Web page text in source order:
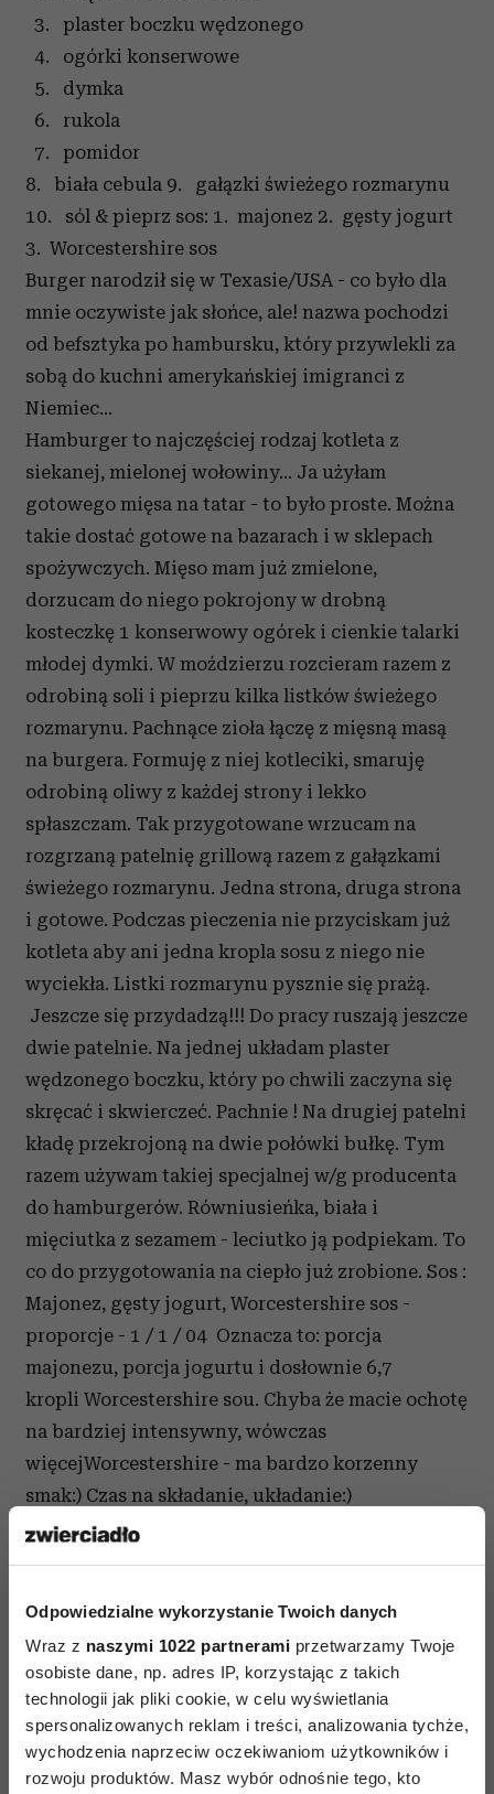
Odpowiedzialne wykorzystanie Twoich danych
Wraz z naszymi 1022 partnerami przetwarzamy Twoje
osobiste dane, np. adres IP, korzystając z takich
technologii jak pliki cookie, w celu wyświetlania
spersonalizowanych reklam i treści, analizowania tychże,
wychodzenia naprzeciw oczekiwaniom użytkowników i
rozwoju produktów. Masz wybór odnośnie tego, kto
3. plaster boczku wędzonego
4. ogórki konserwowe
5. dymka
6. rukola
7. pomidor
8. biała cebula 9. gałązki świeżego rozmarynu
10. sól & pieprz sos: 1. majonez 2. gęsty jogurt
3. Worcestershire sos
Burger narodził się w Texasie/USA - co było dla
mnie oczywiste jak słońce, ale! nazwa pochodzi
od befsztyka po hambursku, który przywlekli za
sobą do kuchni amerykańskiej imigranci z
Niemiec...
Hamburger to najczęściej rodzaj kotleta z
siekanej, mielonej wołowiny... Ja użyłam
gotowego mięsa na tatar - to było proste. Można
takie dostać gotowe na bazarach i w sklepach
spożywczych. Mięso mam już zmielone,
dorzucam do niego pokrojony w drobną
kosteczkę 1 konserwowy ogórek i cienkie talarki
młodej dymki. W moździerzu rozcieram razem z
odrobiną soli i pieprzu kilka listków świeżego
rozmarynu. Pachnące zioła łączę z mięsną masą
na burgera. Formuję z niej kotleciki, smaruję
odrobiną oliwy z każdej strony i lekko
spłaszczam. Tak przygotowane wrzucam na
rozgrzaną patelnię grillową razem z gałązkami
świeżego rozmarynu. Jedna strona, druga strona
i gotowe. Podczas pieczenia nie przyciskam już
kotleta aby ani jedna kropla sosu z niego nie
wyciekła. Listki rozmarynu pysznie się prażą.
Jeszcze się przydadzą!!! Do pracy ruszają jeszcze
dwie patelnie. Na jednej układam plaster
wędzonego boczku, który po chwili zaczyna się
skręcać i skwierczeć. Pachnie ! Na drugiej patelni
kładę przekrojoną na dwie połówki bułkę. Tym
razem używam takiej specjalnej w/g producenta
do hamburgerów. Równiusieńka, biała i
mięciutka z sezamem - leciutko ją podpiekam. To
co do przygotowania na ciepło już zrobione. Sos :
Majonez, gęsty jogurt, Worcestershire sos -
proporcje - 1 / 1 / 04 Oznacza to: porcja
majonezu, porcja jogurtu i dosłownie 6,7
kropli Worcestershire sou. Chyba że macie ochotę
na bardziej intensywny, wówczas
więcejWorcestershire - ma bardzo korzenny
smak:) Czas na składanie, układanie:)
Jedną połówkę bułki smaruję sosem i posypuję
odrobiną świeżo zmielonego pieprzu.
- tatar burger - porządny plaster pomidora
- krążek białej cebuli - pokręcony plaster boczku
- połamane listki spieczonego rozmarynu
- łyżeczka sosu
- sól & pieprz
- na to wszystko druga połówka bułki również